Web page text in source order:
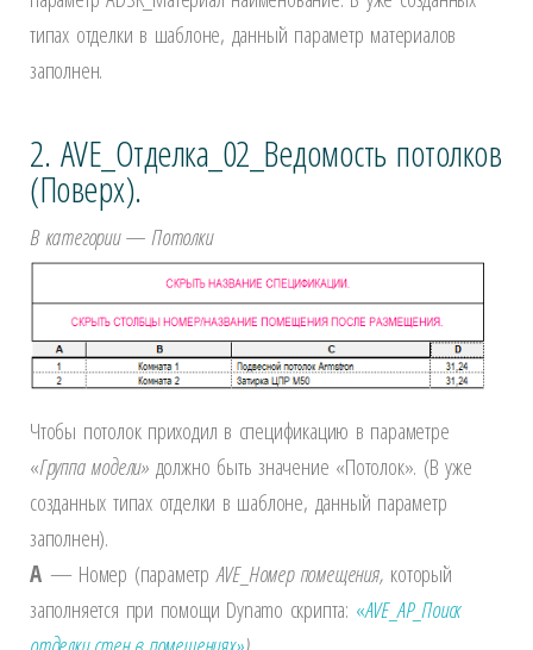
типах отделки в шаблоне, данный параметр материалов
заполнен.
2. AVE_Отделка_02_Ведомость потолков
(Поверх).
В категории—Потолки
Чтобы потолок приходил в спецификацию в параметре
«Группа модели»должно быть значение «Потолок». (В уже
созданных типах отделки в шаблоне, данный параметр
заполнен).
A — Номер (параметрAVE_Номер помещения, который
заполняется при помощи Dynamo скрипта: «AVE_АР_Поиск